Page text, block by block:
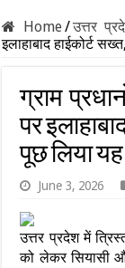
Home/उत्तर
इलाहाबाद हाईकोर्ट
ग्राम
पर
पूछ लिया
June 3, 2026
उत्तर प्रदेश में
को लेकर सियासी